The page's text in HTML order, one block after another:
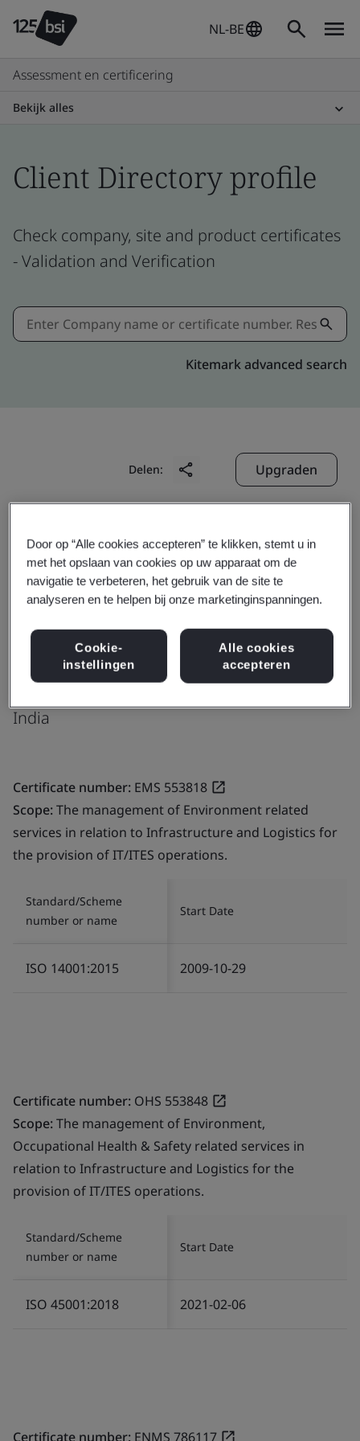
NL-BE
Assessment en certificering
Bekijk alles
Client Directory profile
Check company, site and product certificates
- Validation and Verification
Kitemark advanced search
Delen: Upgraden
Genpact-India : HYBD Phoenix
Production office
M/s. Phoenix Tech Tower Private Limited
IDA Uppal, Habsiguda,
Hyderabad
India
Certificate number: EMS 553818
Scope:The management of Environment related
services in relation to Infrastructure and Logistics for
the provision of IT/ITES operations.
Standard/Scheme
number or name
Start Date
ISO 14001:2015 2009-10-29
Certificate number: OHS 553848
Scope:The management of Environment,
Occupational Health & Safety related services in
relation to Infrastructure and Logistics for the
provision of IT/ITES operations.
Standard/Scheme
number or name
Start Date
ISO 45001:2018 2021-02-06
Certificate number: ENMS 786117
Door op “Alle cookies accepteren” te klikken, stemt u in
met het opslaan van cookies op uw apparaat om de
navigatie te verbeteren, het gebruik van de site te
analyseren en te helpen bij onze marketinginspanningen.
Cookie-
instellingen
Alle cookies
accepteren